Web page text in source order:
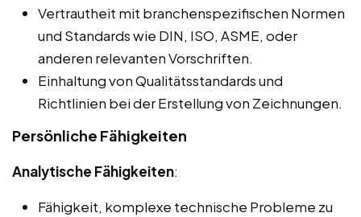
Vertrautheit mit branchenspezifischen Normen
und Standards wie DIN, ISO, ASME, oder
anderen relevanten Vorschriften.
Einhaltung von Qualitätsstandards und
Richtlinien bei der Erstellung von Zeichnungen.
Persönliche Fähigkeiten
Analytische Fähigkeiten:
Fähigkeit, komplexe technische Probleme zu